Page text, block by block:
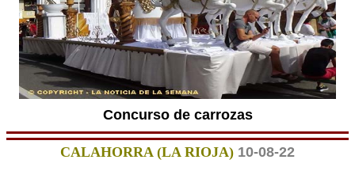
Concurso de carrozas
CALAHORRA (LA RIOJA) 10-08-22